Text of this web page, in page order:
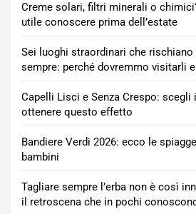
Creme solari, filtri minerali o
utile conoscere prima dell’estate
Sei luoghi straordinari che rischiano
sempre: perché dovremmo visitarli
Capelli Lisci e Senza Crespo:
ottenere questo effetto
Bandiere Verdi 2026: ecco le
bambini
Tagliare sempre l’erba non è così
il retroscena che in pochi